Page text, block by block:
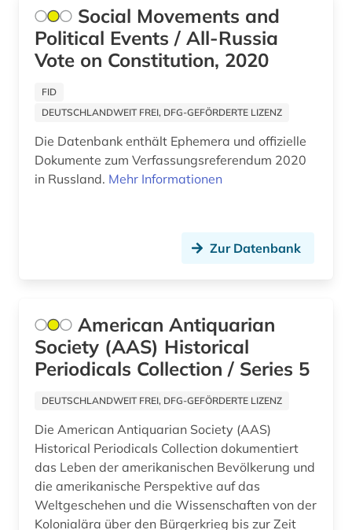
quelle (9)
quellen (3)
rechtsgeschichte (1)
rechtswissenschaft (1)
regierung (4)
regionalplanung (1)
russisch-orthodoxe kirche (1)
russische literatur (1)
russland (13)
sachsen (1)
schweiz (1)
sicherheit (2)
Social Movements and
Political Events / All-Russia
Vote on Constitution, 2020
FID
DEUTSCHLANDWEIT FREI, DFG-GEFÖRDERTE LIZENZ
Die Datenbank enthält Ephemera und offizielle
Dokumente zum Verfassungsreferendum 2020
in Russland. Mehr Informationen
Zur Datenbank
American Antiquarian
Society (AAS) Historical
Periodicals Collection / Series 5
DEUTSCHLANDWEIT FREI, DFG-GEFÖRDERTE LIZENZ
Die American Antiquarian Society (AAS)
Historical Periodicals Collection dokumentiert
das Leben der amerikanischen Bevölkerung und
die amerikanische Perspektive auf das
Weltgeschehen und die Wissenschaften von der
Kolonialära über den Bürgerkrieg bis zur Zeit